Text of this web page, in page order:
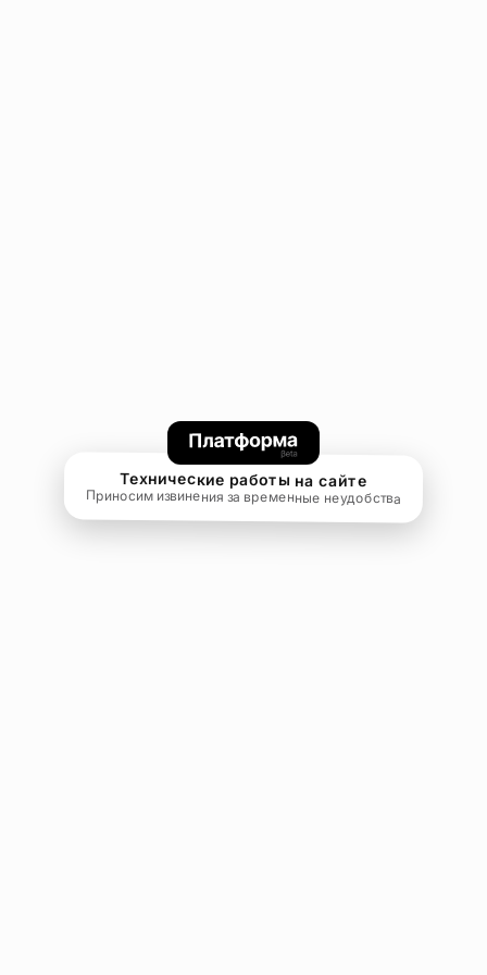
Технические работы на сайте
Приносим извинения за временные неудобства